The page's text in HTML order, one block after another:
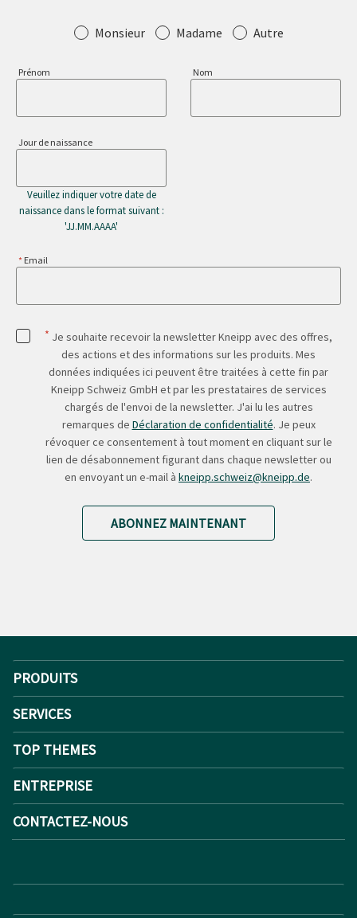
SalutationMonsieur Madame Autre
Prénom Nom
Jour de naissance
Veuillez indiquer votre date de
naissance dans le format suivant :
'JJ.MM.AAAA'
Email
* Je souhaite recevoir la newsletter Kneipp avec des offres,
des actions et des informations sur les produits. Mes
données indiquées ici peuvent être traitées à cette fin par
Kneipp Schweiz GmbH et par les prestataires de services
chargés de l'envoi de la newsletter. J'ai lu les autres
remarques de Déclaration de confidentialité. Je peux
révoquer ce consentement à tout moment en cliquant sur le
lien de désabonnement figurant dans chaque newsletter ou
en envoyant un e-mail à kneipp.schweiz@kneipp.de.
ABONNEZ MAINTENANT
PRODUITS
SERVICES
TOP THEMES
ENTREPRISE
CONTACTEZ-NOUS